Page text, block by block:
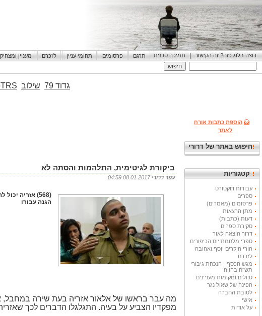
רוצה בלוג כזה? זה הקישור | תמיכה טכנית תרגם פרסומים תחומי עניין לזכרם מעניין ומצחיק
הוספת כתבות אורח
לאתר
חיפוש באתר של דרורי
קטגוריות
עבודות דוקטורט
ספרים
פרסומים (מאמרים)
מתן הרצאות
דעות (כתבות)
סקירת ספרים
דרור הוצאה לאור
ספרי מלחמת יום הכיפורים
הורי היקרים יוסף ואהובה
לזכרם
מגש הכסף - הנכחת גיבורי
תש"ח בהווה
טיולים ומקומות מעניינים
הפינה של שאול נגר
לטובת החברה
אישי
על אודות
גדוד 79 שילוב
ביקורת לגיטימית, התלהמות והסתה לא
עפר דרורי 08.01.2017 04:59
(568) אזריה
הגנה עבורו
מה עבר בראשו של אלאור אזריה בעת שירה במחבל,
מפקדיו הצביע על בעיה. התגלגלו הדברים לכך שאזריה